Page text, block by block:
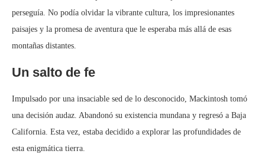
perseguía. No podía olvidar la vibrante cultura, los impresionantes
paisajes y la promesa de aventura que le esperaba más allá de esas
montañas distantes.
Un salto de fe
Impulsado por una insaciable sed de lo desconocido, Mackintosh tomó
una decisión audaz. Abandonó su existencia mundana y regresó a Baja
California. Esta vez, estaba decidido a explorar las profundidades de
esta enigmática tierra.